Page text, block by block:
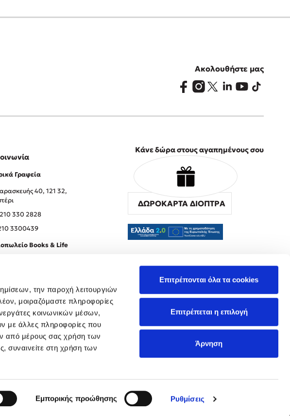
την παροχή λειτουργιών
μοιραζόμαστε πληροφορίες
κοινωνικών μέσων,
με άλλες πληροφορίες που
από μέρους σας χρήση των
συναινείτε στη χρήση των
Εμπορικής προώθησης Ρυθμίσεις
Επιτρέπονται όλα τα cookies
Επιτρέπεται η επιλογή
Άρνηση
Ακολουθήστε μας
Γραφεία
40, 121 32,
330 2828
3300439
Books & Life
Κάνε δώρα στους αγαπημένους σου
ΔΩΡΟΚΑΡΤΑ ΔΙΟΠΤΡΑ
Powered by